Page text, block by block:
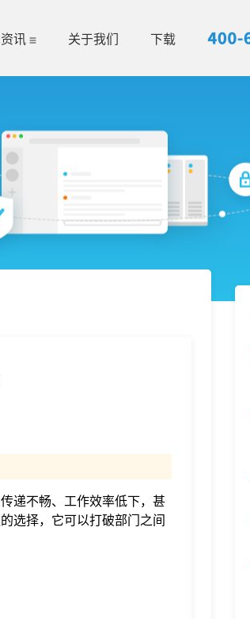
讯 关于我们 下载
递不畅、工作效率低下，甚
选择，它可以打破部门之间